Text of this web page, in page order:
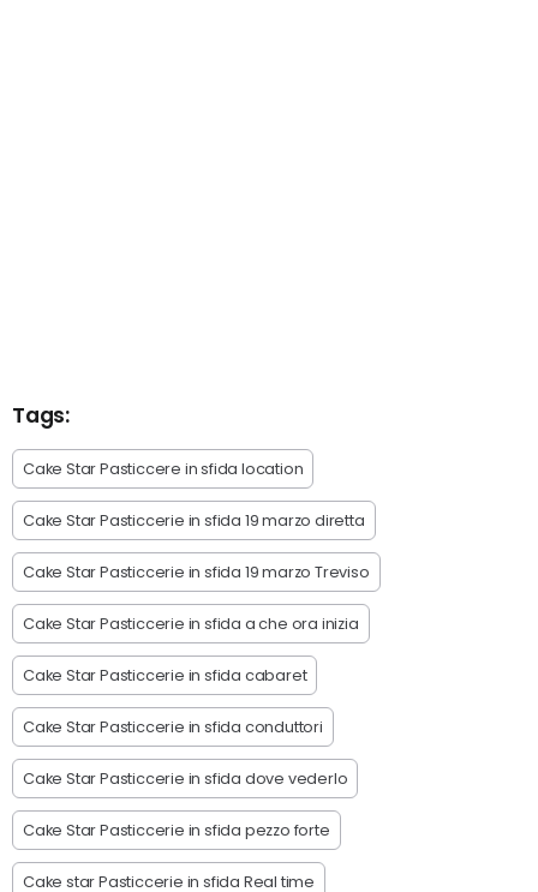
Tags:
Cake Star Pasticcere in sfida location
Cake Star Pasticcerie in sfida 19 marzo diretta
Cake Star Pasticcerie in sfida 19 marzo Treviso
Cake Star Pasticcerie in sfida a che ora inizia
Cake Star Pasticcerie in sfida cabaret
Cake Star Pasticcerie in sfida conduttori
Cake Star Pasticcerie in sfida dove vederlo
Cake Star Pasticcerie in sfida pezzo forte
Cake star Pasticcerie in sfida Real time